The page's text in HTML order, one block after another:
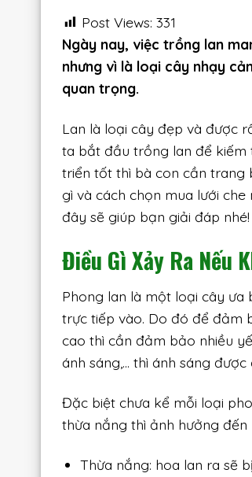
Post Views: 331
Ngày nay, việc trồng lan
nhưng vì là loại cây nhạy
quan trọng.
Lan là loại cây đẹp và được
ta bắt đầu trồng lan để kiếm
triển tốt thì bà con cần trang
gì và cách chọn mua lưới
đây sẽ giúp bạn giải đáp nhé!
Điều Gì Xảy Ra Nếu
Phong lan là một loại cây ưa
trực tiếp vào. Do đó để đảm
cao thì cần đảm bảo nhiều
ánh sáng,… thì ánh sáng
Đặc biệt chưa kể mỗi loại
thừa nắng thì ảnh hưởng
Thừa nắng: hoa lan ra sẽ